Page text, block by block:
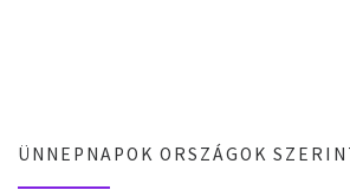
ÜNNEPNAPOK ORSZÁGOK